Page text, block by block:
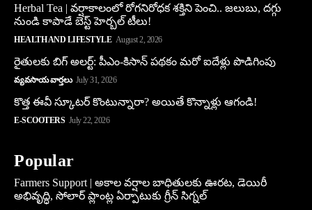
Herbal Tea | వర్షాకాలంలో రోగనిరోధక శక్తిని పెంచి.. జలుబు, దగ్గు
నుండి కాపాడే బెస్ట్ హెర్బల్ టీలు!
HEALTH AND LIFESTYLE August 2, 2026
రైతులకు బిగ్ అలర్ట్: పీఎం-కిసాన్ పథకం మరో ఐదేళ్లు పొడిగింపు
వ్యవసాయ వార్తలు July 31, 2026
కొత్త ఈవీ స్కూట‌ర్ కొంటున్నారా? అయితే కొన్నాళ్లు ఆగండి!
E-SCOOTERS July 22, 2026
Popular
Farmers Support | అకాల వర్షాల బాధితులకు ఊరట, డెయిరీ
అభివృద్ధి, సోలార్ ప్లాంట్ల ఏర్పాటుకు గ్రీన్‌ సిగ్నల్